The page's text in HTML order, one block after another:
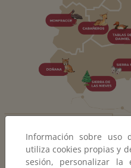
Información sobre uso
utiliza cookies propias y
sesión, personalizar la